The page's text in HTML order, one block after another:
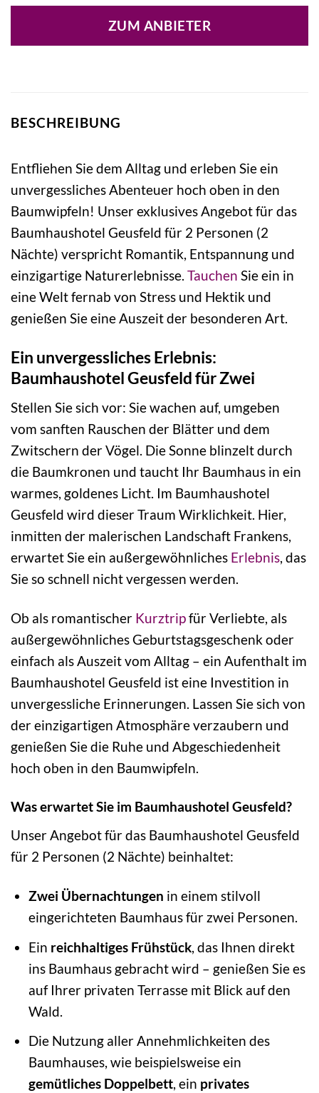
ZUM ANBIETER
BESCHREIBUNG
Entfliehen Sie dem Alltag und erleben Sie ein
unvergessliches Abenteuer hoch oben in den
Baumwipfeln! Unser exklusives Angebot für das
Baumhaushotel Geusfeld für 2 Personen (2
Nächte) verspricht Romantik, Entspannung und
einzigartige Naturerlebnisse. Tauchen Sie ein in
eine Welt fernab von Stress und Hektik und
genießen Sie eine Auszeit der besonderen Art.
Ein unvergessliches Erlebnis:
Baumhaushotel Geusfeld für Zwei
Stellen Sie sich vor: Sie wachen auf, umgeben
vom sanften Rauschen der Blätter und dem
Zwitschern der Vögel. Die Sonne blinzelt durch
die Baumkronen und taucht Ihr Baumhaus in ein
warmes, goldenes Licht. Im Baumhaushotel
Geusfeld wird dieser Traum Wirklichkeit. Hier,
inmitten der malerischen Landschaft Frankens,
erwartet Sie ein außergewöhnliches Erlebnis , das
Sie so schnell nicht vergessen werden.
Ob als romantischer Kurztripfür Verliebte, als
außergewöhnliches Geburtstagsgeschenk oder
einfach als Auszeit vom Alltag – ein Aufenthalt im
Baumhaushotel Geusfeld ist eine Investition in
unvergessliche Erinnerungen. Lassen Sie sich von
der einzigartigen Atmosphäre verzaubern und
genießen Sie die Ruhe und Abgeschiedenheit
hoch oben in den Baumwipfeln.
Was erwartet Sie im Baumhaushotel Geusfeld?
Unser Angebot für das Baumhaushotel Geusfeld
für 2 Personen (2 Nächte) beinhaltet:
Zwei Übernachtungen in einem stilvoll
eingerichteten Baumhaus für zwei Personen.
Ein reichhaltiges Frühstück, das Ihnen direkt
ins Baumhaus gebracht wird – genießen Sie es
auf Ihrer privaten Terrasse mit Blick auf den
Wald.
Die Nutzung aller Annehmlichkeiten des
Baumhauses, wie beispielsweise ein
gemütliches Doppelbett, ein privates